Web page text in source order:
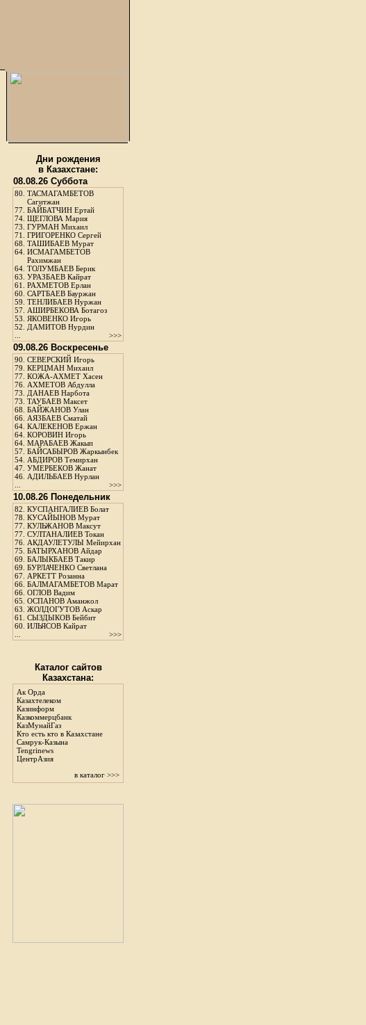
Дни рождения
в Казахстане:
08.08.26 Суббота
80. ТАСМАГАМБЕТОВ
Сагитжан
77. БАЙБАТЧИН Ертай
74. ЩЕГЛОВА Мария
73. ГУРМАН Михаил
71. ГРИГОРЕНКО Сергей
68. ТАШИБАЕВ Мурат
64. ИСМАГАМБЕТОВ
Рахимжан
64. ТОЛУМБАЕВ Берик
63. УРАЗБАЕВ Кайрат
61. РАХМЕТОВ Ерлан
60. САРТБАЕВ Бауржан
59. ТЕНЛИБАЕВ Нуржан
57. АШИРБЕКОВА Ботагоз
53. ЯКОВЕНКО Игорь
52. ДАМИТОВ Нурдин
>>>
09.08.26 Воскресенье
90. СЕВЕРСКИЙ Игорь
79. КЕРЦМАН Михаил
77. КОЖА-АХМЕТ Хасен
76. АХМЕТОВ Абдулла
73. ДАНАЕВ Нарбота
73. ТАУБАЕВ Максет
68. БАЙЖАНОВ Улан
66. АЯЗБАЕВ Сматай
64. КАЛЕКЕНОВ Ержан
64. КОРОВИН Игорь
64. МАРАБАЕВ Жакып
57. БАЙСАБЫРОВ Жаркынбек
54. АБДИРОВ Темирхан
47. УМЕРБЕКОВ Жанат
46. АДИЛЬБАЕВ Нурлан
>>>
10.08.26 Понедельник
82. КУСПАНГАЛИЕВ Болат
78. КУСАЙЫНОВ Мурат
77. КУЛЬЖАНОВ Максут
77. СУЛТАНАЛИЕВ Токан
76. АКДАУЛЕТУЛЫ Мейирхан
75. БАТЫРХАНОВ Айдар
69. БАЛЫКБАЕВ Такир
69. БУРЛАЧЕНКО Светлана
67. АРКЕТТ Розанна
66. БАЛМАГАМБЕТОВ Марат
66. ОГЛОВ Вадим
65. ОСПАНОВ Аманжол
63. ЖОЛДОГУТОВ Аскар
61. СЫЗДЫКОВ Бейбит
60. ИЛЬЯСОВ Кайрат
>>>
Каталог сайтов
Казахстана:
Ак Орда
Казахтелеком
Казинформ
Казкоммерцбанк
КазМунайГаз
Кто есть кто в Казахстане
Самрук-Казына
Tengrinews
ЦентрАзия
в каталог >>>